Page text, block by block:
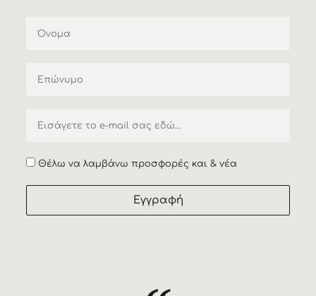
Accept
Θέλω να λαμβάνω προσφορές και & νέα
Εγγραφή